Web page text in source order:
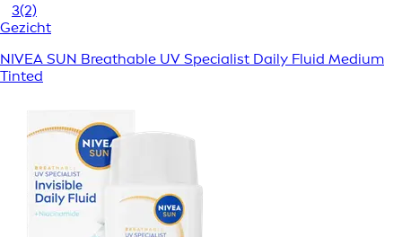
3(2)
Gezicht
NIVEA SUN Breathable UV Specialist Daily Fluid Medium
Tinted